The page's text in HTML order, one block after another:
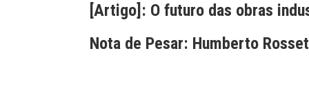
[Artigo]: O futuro das obras
Nota de Pesar: Humberto